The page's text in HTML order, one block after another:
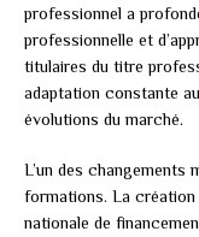
professionnel a
professionnelle et
titulaires du titre
adaptation constante
évolutions du marché.
L’un des changements
formations. La création
nationale de